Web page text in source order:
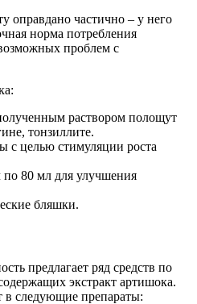
оправдано частично – у него
норма потребления
проблем с
раствором полощут
тонзиллите.
с целью стимуляции роста
80 мл для улучшения
бляшки.
предлагает ряд средств по
экстракт артишока.
в следующие препараты: